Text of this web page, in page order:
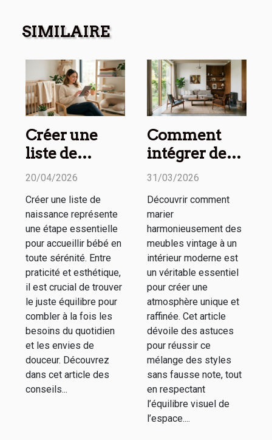
SIMILAIRE
Créer une
liste de
naissance
esthétique :
nos conseils
20/04/2026
Créer une liste de
naissance représente
une étape essentielle
pour accueillir bébé en
toute sérénité. Entre
praticité et esthétique,
il est crucial de trouver
le juste équilibre pour
combler à la fois les
besoins du quotidien
et les envies de
douceur. Découvrez
dans cet article des
conseils...
Comment
intégrer des
meubles
un espace
moderne ?
31/03/2026
Découvrir comment
marier
harmonieusement des
meubles vintage à un
intérieur moderne est
un véritable essentiel
pour créer une
atmosphère unique et
raffinée. Cet article
dévoile des astuces
pour réussir ce
mélange des styles
sans fausse note, tout
en respectant
l’équilibre visuel de
l’espace....